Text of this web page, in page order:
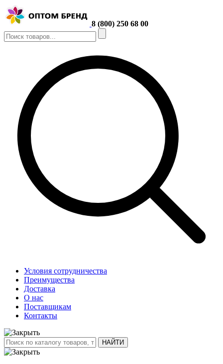
8 (800) 250 68 00
Условия сотрудничества
Преимущества
Доставка
О нас
Поставщикам
Контакты